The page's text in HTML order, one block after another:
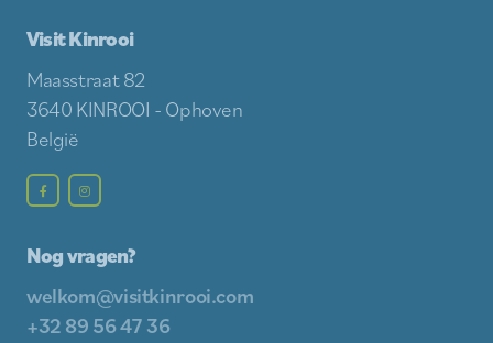
Visit Kinrooi
Maasstraat 82
3640 KINROOI - Ophoven
België
Nog vragen?
welkom@visitkinrooi.com
+32 89 56 47 36